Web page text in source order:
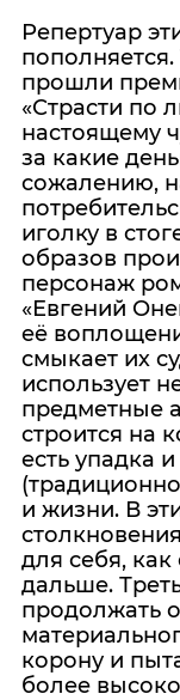
Репертуар
пополняется.
прошли
«Страсти по
настоящему
за какие
сожалению,
иголку в
образов
персонаж
«Евгений
её
смыкает их
использует
предметные
строится на
есть упадка
и жизни. В
для себя, как
дальше.
продолжать
корону и
более